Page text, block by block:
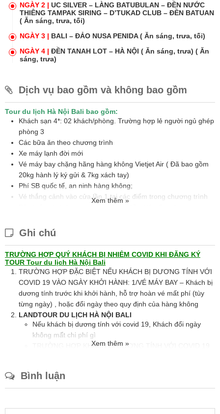
NGÀY 2 | UC SILVER – LÀNG BATUBULAN – ĐỀN NƯỚC
THIÊNG TAMPAK SIRING – D’TUKAD CLUB – ĐỀN BATUAN
( Ăn sáng, trưa, tối)
NGÀY 3 | BALI – ĐẢO NUSA PENIDA ( Ăn sáng, trưa, tối)
NGÀY 4 | ĐỀN TANAH LOT – HÀ NỘI ( Ăn sáng, trưa) ( Ăn
sáng, trưa)
Dịch vụ bao gồm và không bao gồm
Tour du lịch Hà Nội Bali bao gồm:
Khách sạn 4*: 02 khách/phòng. Trường hợp lẻ người ngủ ghép
phòng 3
Các bữa ăn theo chương trình
Xe máy lạnh đời mới
Vé máy bay chặng hãng hàng không Vietjet Air ( Đã bao gồm
20kg hành lý ký gửi & 7kg xách tay)
Phí SB quốc tế, an ninh hàng không;
Vé thắng cảnh vào cửa lần 1 tại các điểm trong chương trình
Chi phí test Covid
Tour du lịch Hà Nội Bali không bao gồm
Chi phí cá nhân, đồ uống, hành lý quá cước, tiền điện thoại,
phí giặt là trong khách sạn.
Chi phí phòng đơn;
Tiền bồi dưỡng cho HDV và lái xe địa phương: 5
USD/khách/ngày tour.
Xem thêm »
Ghi chú
TRƯỜNG HỢP QUÝ KHÁCH BỊ NHIỄM COVID KHI ĐĂNG KÝ
TOUR Tour du lịch Hà Nội Bali
TRƯỜNG HỢP ĐẶC BIỆT NẾU KHÁCH BỊ DƯƠNG TÍNH VỚI
COVID 19 VÀO NGÀY KHỞI HÀNH: 1/VÉ MÁY BAY – Khách bị
dương tính trước khi khởi hành, hỗ trợ hoàn vé mất phí (tùy
từng ngày) , hoặc đổi ngày theo quy định của hàng không
LANDTOUR DU LỊCH HÀ NỘI BALI
Nếu khách bị dương tính với covid 19, Khách đổi ngày
không mất chi phí gì
TRƯỜNG HỢP KHÁCH BỊ DƯƠNG TÍNH VỚI COVID 19
trong thời gian không quá 7 ngày, kể từ ngày khách
test dương tính.(yêu cầu cung cấp hóa đơn)
khách vẫn được phép nhập cảnh lại Việt Nam.
Xem thêm »
Bình luận